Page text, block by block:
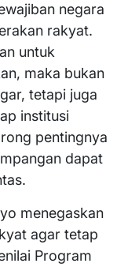
negara
rakyat.
untuk
maka bukan
tetapi juga
institusi
pentingnya
dapat
menegaskan
agar tetap
Program